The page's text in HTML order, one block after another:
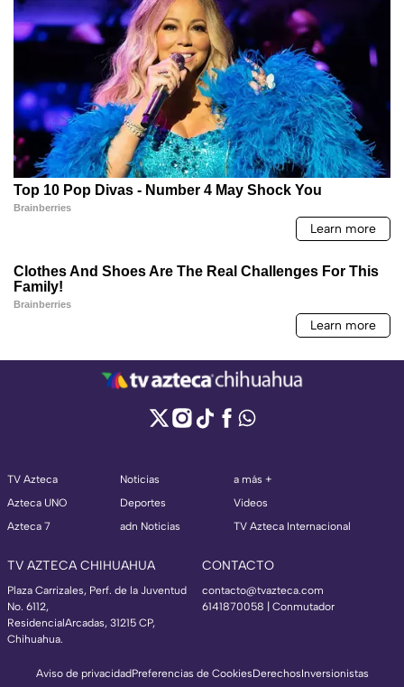
TV Azteca
Azteca UNO
Azteca 7
Noticias
Deportes
adn Noticias
a más +
Videos
TV Azteca Internacional
TV AZTECA CHIHUAHUA
Plaza Carrizales, Perf. de la Juventud
No. 6112,
ResidencialArcadas, 31215 CP,
Chihuahua.
CONTACTO
contacto@tvazteca.com
6141870058 | Conmutador
Aviso de privacidadPreferencias de CookiesDerechosInversionistas